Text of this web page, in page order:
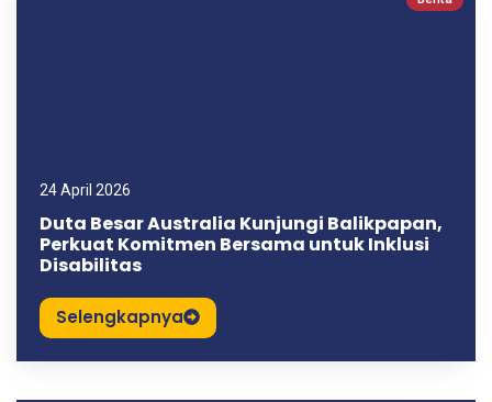
24 April 2026
Duta Besar Australia Kunjungi Balikpapan,
Perkuat Komitmen Bersama untuk Inklusi
Disabilitas
Selengkapnya